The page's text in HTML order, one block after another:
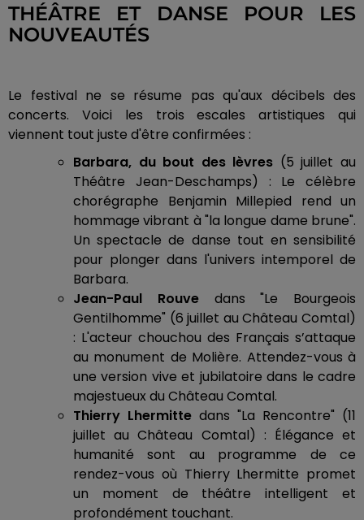
THÉÂTRE ET DANSE POUR LES
NOUVEAUTÉS
Le festival ne se résume pas qu'aux décibels des
concerts. Voici les trois escales artistiques qui
viennent tout juste d'être confirmées :
Barbara, du bout des lèvres (5 juillet au
Théâtre Jean-Deschamps) : Le célèbre
chorégraphe Benjamin Millepied rend un
hommage vibrant à "la longue dame brune".
Un spectacle de danse tout en sensibilité
pour plonger dans l'univers intemporel de
Barbara.
Jean-Paul Rouvedans "Le Bourgeois
Gentilhomme" (6 juillet au Château Comtal)
: L'acteur chouchou des Français s’attaque
au monument de Molière. Attendez-vous à
une version vive et jubilatoire dans le cadre
majestueux du Château Comtal.
Thierry Lhermitte dans "La Rencontre" (11
juillet au Château Comtal) : Élégance et
humanité sont au programme de ce
rendez-vous où Thierry Lhermitte promet
un moment de théâtre intelligent et
profondément touchant.